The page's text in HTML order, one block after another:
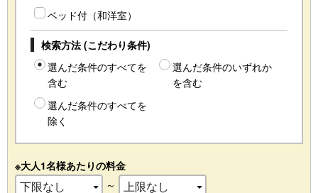
ベッド付（和洋室）
検索方法 (こだわり条件)
選んだ条件のすべてを
含む
選んだ条件のいずれか
を含む
選んだ条件のすべてを
除く
※大人1名様あたりの料金
～